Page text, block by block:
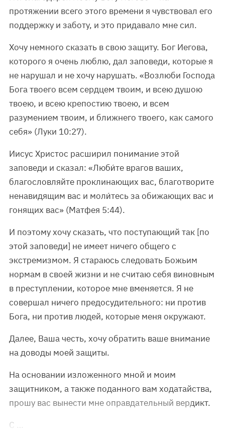
протяжении всего этого времени я чувствовал его
поддержку и заботу, и это придавало мне сил.
Хочу немного сказать в свою защиту. Бог Иегова,
которого я очень люблю, дал заповеди, которые я
не нарушал и не хочу нарушать. «Возлюби Господа
Бога твоего всем сердцем твоим, и всею душою
твоею, и всею крепостию твоею, и всем
разумением твоим, и ближнего твоего, как самого
себя» (Луки 10:27).
Иисус Христос расширил понимание этой
заповеди и сказал: «Люби́те врагов ваших,
благословляйте проклинающих вас, благотворите
ненавидящим вас и моли́тесь за обижающих вас и
гонящих вас» (Матфея 5:44).
И поэтому хочу сказать, что поступающий так [по
этой заповеди] не имеет ничего общего с
экстремизмом. Я стараюсь следовать Божьим
нормам в своей жизни и не считаю себя виновным
в преступлении, которое мне вменяется. Я не
совершал ничего предосудительного: ни против
Бога, ни против людей, которые меня окружают.
Далее, Ваша честь, хочу обратить ваше внимание
на доводы моей защиты.
На основании изложенного мной и моим
защитником, а также поданного вам ходатайства,
прошу вас вынести мне оправдательный вердикт.
С …